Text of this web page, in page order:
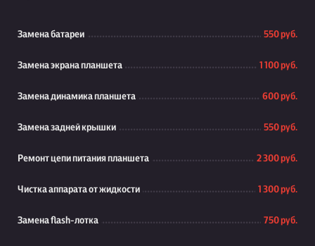
Замена батареи 550 руб.
Замена экрана планшета 1 100 руб.
Замена динамика планшета 600 руб.
Замена задней крышки 550 руб.
Ремонт цепи питания планшета 2 300 руб.
Чистка аппарата от жидкости 1 300 руб.
Замена flash-лотка 750 руб.